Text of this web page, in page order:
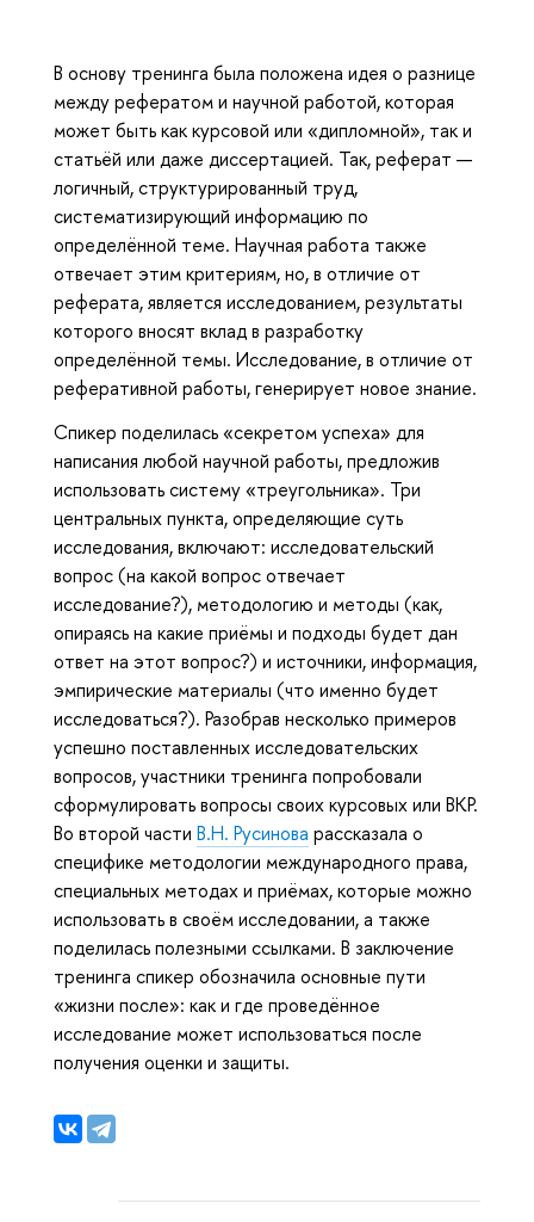
В основу тренинга была положена идея о разнице
между рефератом и научной работой, которая
может быть как курсовой или «дипломной», так и
статьёй или даже диссертацией. Так, реферат —
логичный, структурированный труд,
систематизирующий информацию по
определённой теме. Научная работа также
отвечает этим критериям, но, в отличие от
реферата, является исследованием, результаты
которого вносят вклад в разработку
определённой темы. Исследование, в отличие от
реферативной работы, генерирует новое знание.
Спикер поделилась «секретом успеха» для
написания любой научной работы, предложив
использовать систему «треугольника». Три
центральных пункта, определяющие суть
исследования, включают: исследовательский
вопрос (на какой вопрос отвечает
исследование?), методологию и методы (как,
опираясь на какие приёмы и подходы будет дан
ответ на этот вопрос?) и источники, информация,
эмпирические материалы (что именно будет
исследоваться?). Разобрав несколько примеров
успешно поставленных исследовательских
вопросов, участники тренинга попробовали
сформулировать вопросы своих курсовых или ВКР.
Во второй части В.Н. Русинова рассказала о
специфике методологии международного права,
специальных методах и приёмах, которые можно
использовать в своём исследовании, а также
поделилась полезными ссылками. В заключение
тренинга спикер обозначила основные пути
«жизни после»: как и где проведённое
исследование может использоваться после
получения оценки и защиты.